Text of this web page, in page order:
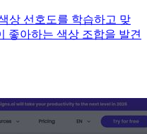
상 선호도를 학습하고 맞
좋아하는 색상 조합을 발견